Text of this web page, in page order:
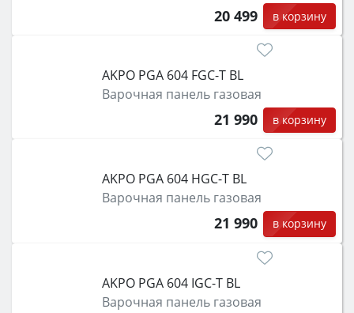
20 499 в корзину
AKPO PGA 604 FGC-T BL
Варочная панель газовая
21 990 в корзину
AKPO PGA 604 HGC-T BL
Варочная панель газовая
21 990 в корзину
AKPO PGA 604 IGC-T BL
Варочная панель газовая